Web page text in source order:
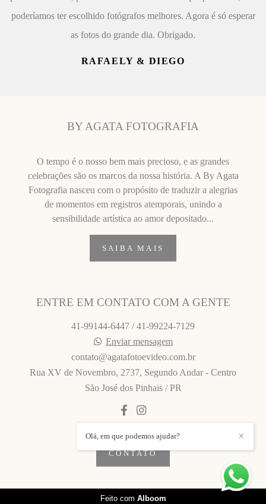
poderíamos ter escolhido fotógrafos melhores. Agora é só esperar
as fotos do grande dia. Obrigado.
RAFAELY & DIEGO
BY AGATA FOTOGRAFIA
O tempo é o nosso bem mais precioso, e as grandes
celebrações são os marcos da nossa história. A By Agata
Fotografia nasceu com o propósito de traduzir a alegrias
de momentos em registros atemporais, unindo a
sensibilidade artística ao amor depositado...
SAIBA MAIS
ENTRE EM CONTATO COM A GENTE
41-99144-6447 / 41-99224-7129
Enviar mensagem
contato@agatafotoevideo.com.br
Rua XV de Novembro, 2737, Segundo Andar - Centro
São José dos Pinhais / PR
CONTATO
✕
Olá, em que podemos ajudar?
Feito com Alboom